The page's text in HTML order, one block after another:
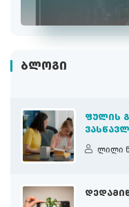
ᲑᲚᲝᲒᲘ
ᲤᲣᲚᲘᲡ
ლილი